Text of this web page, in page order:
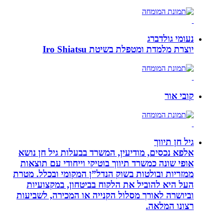
נעומי גולדברג
יוצרת מלמדת ומטפלת בשיטת Iro Shiatsu
קובי אור
גיל חן תיווך
אלפא נכסים, מודיעין, המשרד בבעלות גיל חן נושא
אופי שונה כמשרד תיווך בוטיקי וייחודי עם תוצאות
ממזריות ובולטות בשוק הנדל”ן המקומי ובכלל. מטרת
העל היא להוביל את הלקוח בביטחון, במקצועיות
וביושרה לאורך מסלול הקנייה או המכירה, לשביעות
רצונו המלאה.